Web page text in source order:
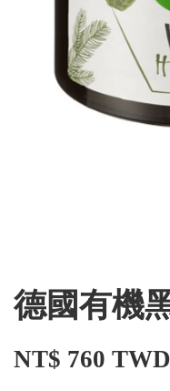
德國有機
NT$ 760 TWD